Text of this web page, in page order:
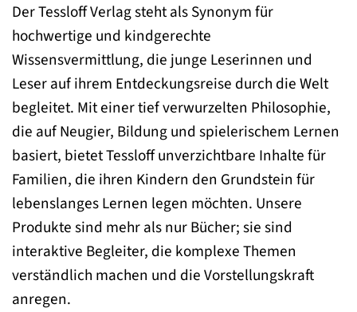
Der Tessloff Verlag steht als Synonym für
hochwertige und kindgerechte
Wissensvermittlung, die junge Leserinnen und
Leser auf ihrem Entdeckungsreise durch die Welt
begleitet. Mit einer tief verwurzelten Philosophie,
die auf Neugier, Bildung und spielerischem Lernen
basiert, bietet Tessloff unverzichtbare Inhalte für
Familien, die ihren Kindern den Grundstein für
lebenslanges Lernen legen möchten. Unsere
Produkte sind mehr als nur Bücher; sie sind
interaktive Begleiter, die komplexe Themen
verständlich machen und die Vorstellungskraft
anregen.